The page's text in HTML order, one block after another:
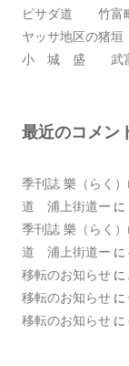
ピサダ道 竹富
ヤッサ地区の猪
小 城 盛 武富
最近のコメン
季刊誌 樂（らく
道 浦上街道ー に
季刊誌 樂（らく
道 浦上街道ー に
移転のお知らせ に
移転のお知らせ に
移転のお知らせ に